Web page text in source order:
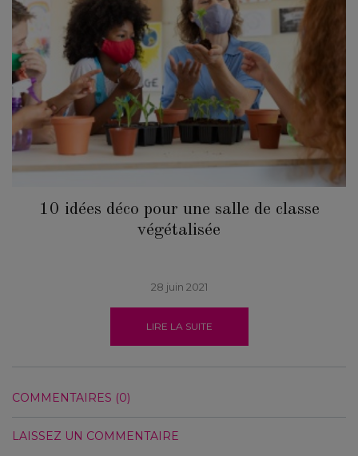
10 idées déco pour une salle de classe
végétalisée
28 juin 2021
LIRE LA SUITE
COMMENTAIRES (0)
LAISSEZ UN COMMENTAIRE